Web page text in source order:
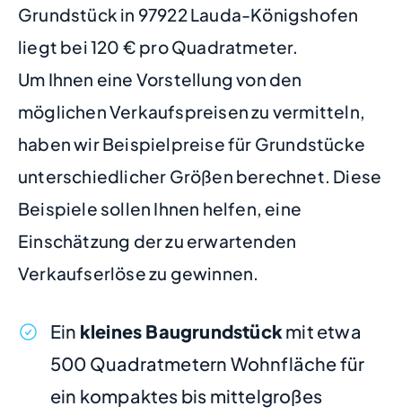
Grundstück in 97922 Lauda-Königshofen
liegt bei 120 € pro Quadratmeter.
Um Ihnen eine Vorstellung von den
möglichen Verkaufspreisen zu vermitteln,
haben wir Beispielpreise für Grundstücke
unterschiedlicher Größen berechnet. Diese
Beispiele sollen Ihnen helfen, eine
Einschätzung der zu erwartenden
Verkaufserlöse zu gewinnen.
Ein kleines Baugrundstückmit etwa
500 Quadratmetern Wohnfläche für
ein kompaktes bis mittelgroßes